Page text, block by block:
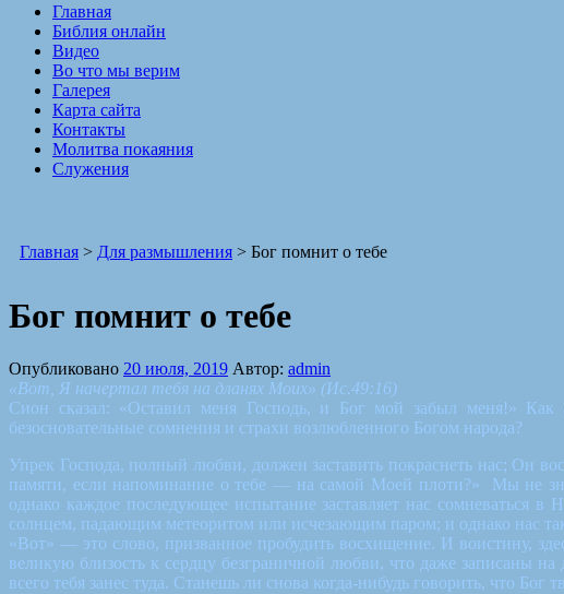
Главная
Библия онлайн
Видео
Во что мы верим
Галерея
Карта сайта
Контакты
Молитва покаяния
Служения
Главная > Для размышления > Бог помнит о тебе
Бог помнит о тебе
Опубликовано 20 июля, 2019 Автор: admin
«Вот, Я начертал тебя на дланях Моих» (Ис.49:16)
Сион сказал: «Оставил меня Господь, и Бог мой забыл меня!» Как
безосновательные сомнения и страхи возлюбленного Богом народа?
Упрек Господа, полный любви, должен заставить покраснеть нас; Он
памяти, если напоминание о тебе — на самой Моей плоти?» Мы не
однако каждое последующее испытание заставляет нас сомневаться
солнцем, падающим метеоритом или исчезающим паром; и однако нас
«Вот» — это слово, призванное пробудить восхищение. И воистину,
великую близость к сердцу безграничной любви, что даже записаны
всего тебя занес туда. Станешь ли снова когда-нибудь говорить, что